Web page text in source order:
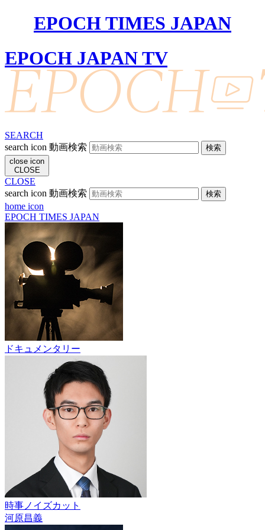
EPOCH TIMES JAPAN
EPOCH JAPAN TV
SEARCH
search icon 動画検索
close icon
CLOSE
CLOSE
search icon 動画検索
home icon
EPOCH TIMES JAPAN
ドキュメンタリー
時事ノイズカット
河原昌義